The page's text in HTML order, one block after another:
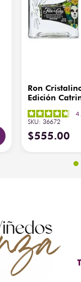
Ron
Edición
SKU:36672
$555.00